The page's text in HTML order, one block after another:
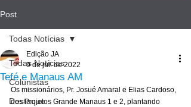
Post
Todas Notícias
Colunistas
Destaque
Todas Notícias
Tefé e Manaus AM
Edição JA
9 de jul. de 2022
Os missionários, Pr. Josué Amaral e Elias Cardoso,
dos Projetos Grande Manaus 1 e 2, plantando